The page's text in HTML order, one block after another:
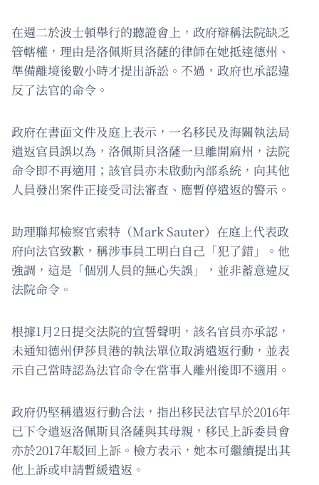
在週二於波士頓舉行的聽證會上，政府辯稱法院缺乏
管轄權，理由是洛佩斯貝洛薩的律師在她抵達德州、
準備離境後數小時才提出訴訟。不過，政府也承認違
反了法官的命令。
政府在書面文件及庭上表示，一名移民及海關執法局
遣返官員誤以為，洛佩斯貝洛薩一旦離開麻州，法院
命令即不再適用；該官員亦未啟動內部系統，向其他
人員發出案件正接受司法審查、應暫停遣返的警示。
助理聯邦檢察官索特（Mark Sauter）在庭上代表政
府向法官致歉，稱涉事員工明白自己「犯了錯」。他
強調，這是「個別人員的無心失誤」，並非蓄意違反
法院命令。
根據1月2日提交法院的宣誓聲明，該名官員亦承認，
未通知德州伊莎貝港的執法單位取消遣返行動，並表
示自己當時認為法官命令在當事人離州後即不適用。
政府仍堅稱遣返行動合法，指出移民法官早於2016年
已下令遣返洛佩斯貝洛薩與其母親，移民上訴委員會
亦於2017年駁回上訴。檢方表示，她本可繼續提出其
他上訴或申請暫緩遣返。